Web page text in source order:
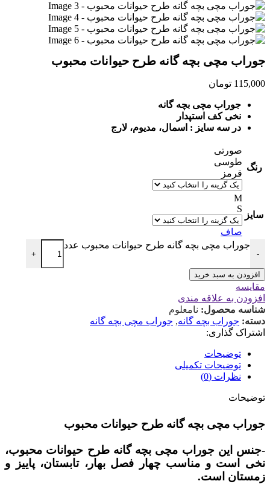
جوراب مچی بچه گانه طرح حیوانات محبوب
115,000 تومان
جوراب مچی بچه گانه
نخی کف استپدار
در سه سایز : اسمال، مدیوم، لارج
رنگ
صورتی
طوسی
قرمز
سایز
M
S
صاف
-
جوراب مچی بچه گانه طرح حیوانات محبوب عدد
+
افزودن به سبد خرید
مقایسه
افزودن به علاقه مندی
شناسه محصول: نامعلوم
دسته: جوراب بچه گانه, جوراب مچی بچه گانه
اشتراک گذاری:
توضیحات
توضیحات تکمیلی
نظرات (0)
توضیحات
جوراب مچی بچه گانه طرح حیوانات محبوب
-جنس این جوراب مچی بچه گانه طرح حیوانات محبوب،
نخی است و مناسب چهار فصل بهار، تابستان، پاییز و
زمستان است.